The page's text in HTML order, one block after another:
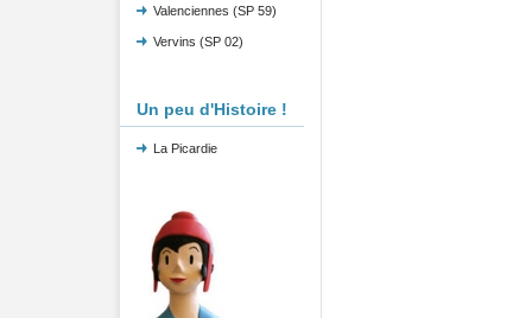
Valenciennes (SP 59)
Vervins (SP 02)
Un peu d'Histoire !
La Picardie